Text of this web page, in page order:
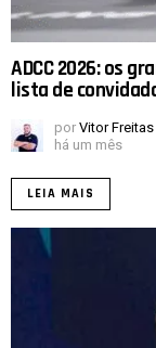
ADCC 2026: os
lista de
por Vitor Freitas
há um mês
LEIA MAIS